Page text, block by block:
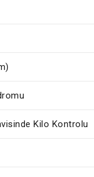
Kilo Kontrolu